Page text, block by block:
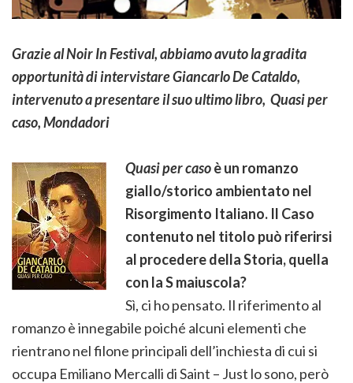
Grazie al Noir In Festival, abbiamo avuto la gradita
opportunità di intervistare Giancarlo De Cataldo,
intervenuto a presentare il suo ultimo libro, Quasi per
caso, Mondadori
Quasi per casoè un romanzo
giallo/storico ambientato nel
Risorgimento Italiano. Il Caso
contenuto nel titolo può riferirsi
al procedere della Storia, quella
con la S maiuscola?
Sì, ci ho pensato. Il riferimento al
romanzo è innegabile poiché alcuni elementi che
rientrano nel filone principali dell’inchiesta di cui si
occupa Emiliano Mercalli di Saint – Just lo sono, però